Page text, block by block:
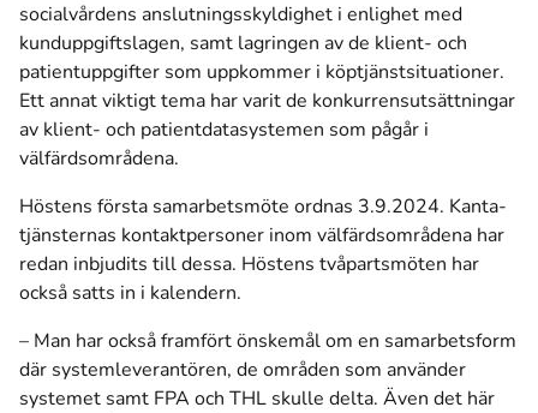
socialvårdens anslutningsskyldighet i enlighet med
kunduppgiftslagen, samt lagringen av de klient- och
patientuppgifter som uppkommer i köptjänstsituationer.
Ett annat viktigt tema har varit de konkurrensutsättningar
av klient- och patientdatasystemen som pågår i
välfärdsområdena.
Höstens första samarbetsmöte ordnas 3.9.2024. Kanta-
tjänsternas kontaktpersoner inom välfärdsområdena har
redan inbjudits till dessa. Höstens tvåpartsmöten har
också satts in i kalendern.
– Man har också framfört önskemål om en samarbetsform
där systemleverantören, de områden som använder
systemet samt FPA och THL skulle delta. Även det här